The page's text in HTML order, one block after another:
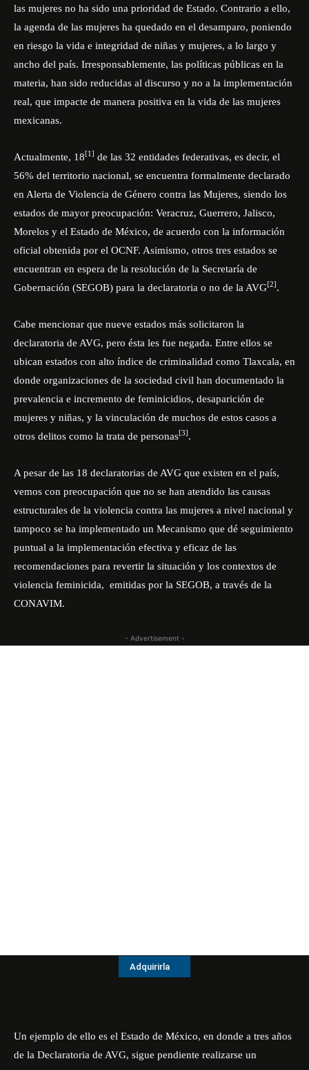
las mujeres no ha sido una prioridad de Estado. Contrario a ello,
la agenda de las mujeres ha quedado en el desamparo, poniendo
en riesgo la vida e integridad de niñas y mujeres, a lo largo y
ancho del país. Irresponsablemente, las políticas públicas en la
materia, han sido reducidas al discurso y no a la implementación
real, que impacte de manera positiva en la vida de las mujeres
mexicanas.
Actualmente, 18[1] de las 32 entidades federativas, es decir, el
56% del territorio nacional, se encuentra formalmente declarado
en Alerta de Violencia de Género contra las Mujeres, siendo los
estados de mayor preocupación: Veracruz, Guerrero, Jalisco,
Morelos y el Estado de México, de acuerdo con la información
oficial obtenida por el OCNF. Asimismo, otros tres estados se
encuentran en espera de la resolución de la Secretaría de
Gobernación (SEGOB) para la declaratoria o no de la AVG[2] .
Cabe mencionar que nueve estados más solicitaron la
declaratoria de AVG, pero ésta les fue negada. Entre ellos se
ubican estados con alto índice de criminalidad como Tlaxcala, en
donde organizaciones de la sociedad civil han documentado la
prevalencia e incremento de feminicidios, desaparición de
mujeres y niñas, y la vinculación de muchos de estos casos a
otros delitos como la trata de personas[3] .
A pesar de las 18 declaratorias de AVG que existen en el país,
vemos con preocupación que no se han atendido las causas
estructurales de la violencia contra las mujeres a nivel nacional y
tampoco se ha implementado un Mecanismo que dé seguimiento
puntual a la implementación efectiva y eficaz de las
recomendaciones para revertir la situación y los contextos de
violencia feminicida, emitidas por la SEGOB, a través de la
CONAVIM.
- Advertisement -
Adquirirla
Un ejemplo de ello es el Estado de México, en donde a tres años
de la Declaratoria de AVG, sigue pendiente realizarse un